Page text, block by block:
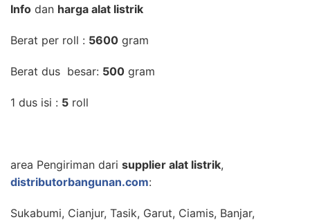
Info dan harga alat listrik
Berat per roll : 5600 gram
Berat dus besar: 500 gram
1 dus isi : 5 roll
area Pengiriman dari supplier alat listrik,
distributorbangunan.com:
Sukabumi, Cianjur, Tasik, Garut, Ciamis, Banjar,